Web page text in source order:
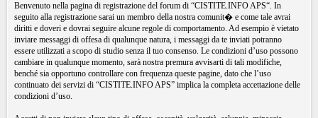
Benvenuto nella pagina di registrazione del forum di “CISTITE.INFO APS“. In
seguito alla registrazione sarai un membro della nostra comunit� e come tale avrai
diritti e doveri e dovrai seguire alcune regole di comportamento. Ad esempio è vietato
inviare messaggi di offesa di qualunque natura, i messaggi da te inviati potranno
essere utilizzati a scopo di studio senza il tuo consenso. Le condizioni d’uso possono
cambiare in qualunque momento, sarà nostra premura avvisarti di tali modifiche,
benché sia opportuno controllare con frequenza queste pagine, dato che l’uso
continuato dei servizi di “CISTITE.INFO APS” implica la completa accettazione delle
condizioni d’uso.